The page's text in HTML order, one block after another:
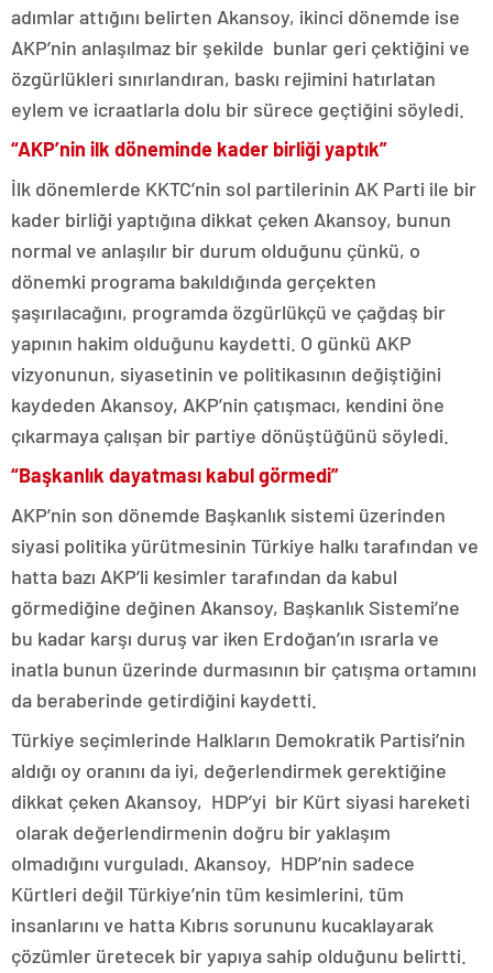
adımlar attığını belirten Akansoy, ikinci dönemde ise
AKP’nin anlaşılmaz bir şekilde bunlar geri çektiğini ve
özgürlükleri sınırlandıran, baskı rejimini hatırlatan
eylem ve icraatlarla dolu bir sürece geçtiğini söyledi.
“AKP’nin ilk döneminde kader birliği yaptık”
İlk dönemlerde KKTC’nin sol partilerinin AK Parti ile bir
kader birliği yaptığına dikkat çeken Akansoy, bunun
normal ve anlaşılır bir durum olduğunu çünkü, o
dönemki programa bakıldığında gerçekten
şaşırılacağını, programda özgürlükçü ve çağdaş bir
yapının hakim olduğunu kaydetti. O günkü AKP
vizyonunun, siyasetinin ve politikasının değiştiğini
kaydeden Akansoy, AKP’nin çatışmacı, kendini öne
çıkarmaya çalışan bir partiye dönüştüğünü söyledi.
“Başkanlık dayatması kabul görmedi”
AKP’nin son dönemde Başkanlık sistemi üzerinden
siyasi politika yürütmesinin Türkiye halkı tarafından ve
hatta bazı AKP’li kesimler tarafından da kabul
görmediğine değinen Akansoy, Başkanlık Sistemi’ne
bu kadar karşı duruş var iken Erdoğan’ın ısrarla ve
inatla bunun üzerinde durmasının bir çatışma ortamını
da beraberinde getirdiğini kaydetti.
Türkiye seçimlerinde Halkların Demokratik Partisi’nin
aldığı oy oranını da iyi, değerlendirmek gerektiğine
dikkat çeken Akansoy, HDP’yi bir Kürt siyasi hareketi
olarak değerlendirmenin doğru bir yaklaşım
olmadığını vurguladı. Akansoy, HDP’nin sadece
Kürtleri değil Türkiye’nin tüm kesimlerini, tüm
insanlarını ve hatta Kıbrıs sorununu kucaklayarak
çözümler üretecek bir yapıya sahip olduğunu belirtti.